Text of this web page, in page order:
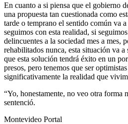
En cuanto a si piensa que el gobierno
una propuesta tan cuestionada como
tarde o temprano el sentido común va
seguimos con esta realidad, si
delincuentes a la sociedad mes a mes,
rehabilitados nunca, esta situación va
que esta solución tendrá éxito en un
presos, pero tenemos que ser
significativamente la realidad que
“Yo, honestamente, no veo otra forma
sentenció.
Montevideo Portal